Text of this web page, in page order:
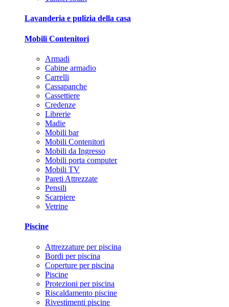
Lavanderia e pulizia della casa
Mobili Contenitori
Armadi
Cabine armadio
Carrelli
Cassapanche
Cassettiere
Credenze
Librerie
Madie
Mobili bar
Mobili Contenitori
Mobili da Ingresso
Mobili porta computer
Mobili TV
Pareti Attrezzate
Pensili
Scarpiere
Vetrine
Piscine
Attrezzature per piscina
Bordi per piscina
Coperture per piscina
Piscine
Protezioni per piscina
Riscaldamento piscine
Rivestimenti piscine